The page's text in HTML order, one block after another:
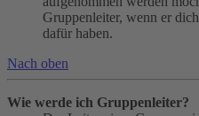
Gruppenleiter, wenn er
dafür haben.
Nach oben
Wie werde ich Gruppenleiter?